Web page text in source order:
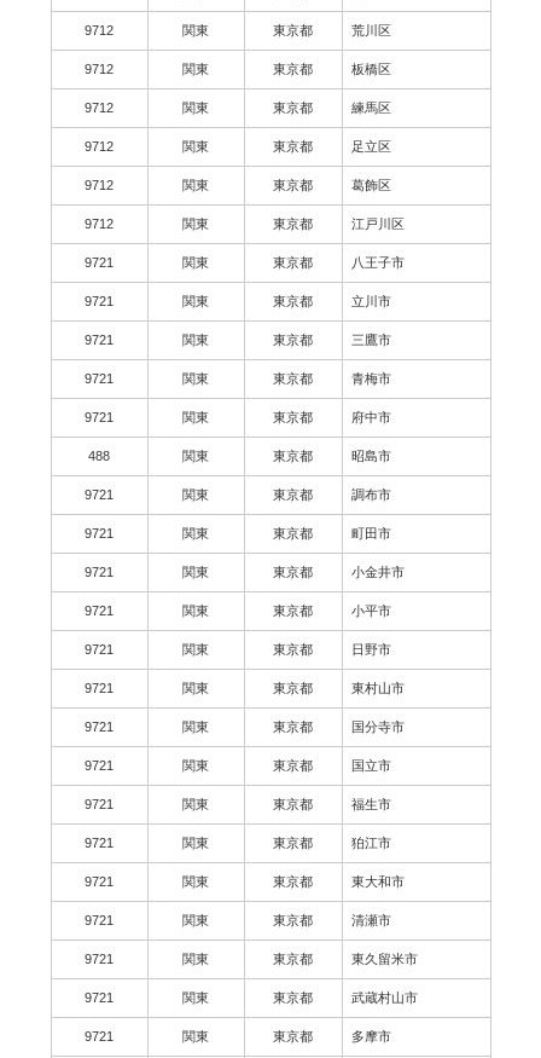
9712 関東 東京都 荒川区
9712 関東 東京都 板橋区
9712 関東 東京都 練馬区
9712 関東 東京都 足立区
9712 関東 東京都 葛飾区
9712 関東 東京都 江戸川区
9721 関東 東京都 八王子市
9721 関東 東京都 立川市
9721 関東 東京都 三鷹市
9721 関東 東京都 青梅市
9721 関東 東京都 府中市
488 関東 東京都 昭島市
9721 関東 東京都 調布市
9721 関東 東京都 町田市
9721 関東 東京都 小金井市
9721 関東 東京都 小平市
9721 関東 東京都 日野市
9721 関東 東京都 東村山市
9721 関東 東京都 国分寺市
9721 関東 東京都 国立市
9721 関東 東京都 福生市
9721 関東 東京都 狛江市
9721 関東 東京都 東大和市
9721 関東 東京都 清瀬市
9721 関東 東京都 東久留米市
9721 関東 東京都 武蔵村山市
9721 関東 東京都 多摩市